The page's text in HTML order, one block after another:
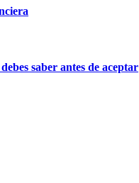
saber antes de aceptar